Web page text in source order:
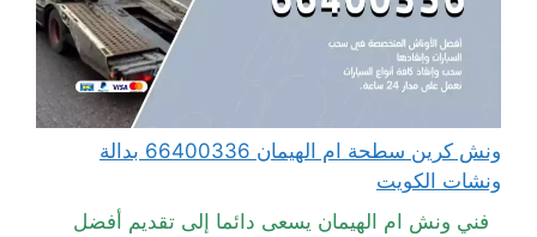
ونش كرين سطحة ام الهيمان 66400336 بدالة
ونشات الكويت
فني ونش ام الهيمان يسعى دائما إلى تقديم أفضل